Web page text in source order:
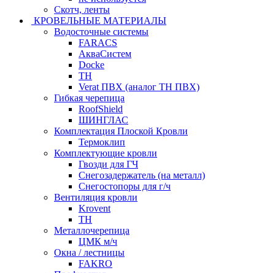
Скотч, ленты
КРОВЕЛЬНЫЕ МАТЕРИАЛЫ
Водосточные системы
FARACS
АкваСистем
Docke
ТН
Verat ПВХ (аналог ТН ПВХ)
Гибкая черепица
RoofShield
ШИНГЛАС
Комплектация Плоской Кровли
Термоклип
Комплектующие кровли
Гвозди для ГЧ
Снегозадержатель (на металл)
Снегостопоры для г/ч
Вентиляция кровли
Krovent
ТН
Металлочерепица
ЦМК м/ч
Окна / лестницы
FAKRO